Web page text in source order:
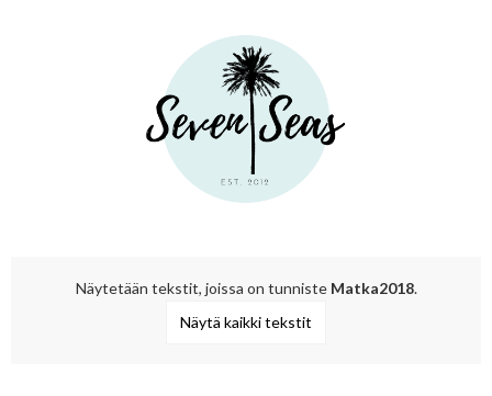
Näytetään tekstit, joissa on tunniste Matka2018.
Näytä kaikki tekstit